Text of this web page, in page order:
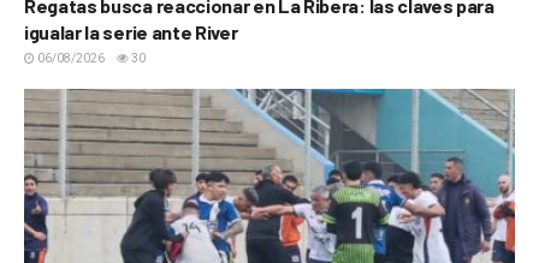
Regatas busca reaccionar en La Ribera: las claves para
igualar la serie ante River
06/08/2026 30